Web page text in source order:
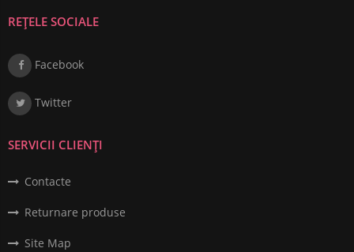
REȚELE SOCIALE
Facebook
Twitter
SERVICII CLIENȚI
Contacte
Returnare produse
Site Map